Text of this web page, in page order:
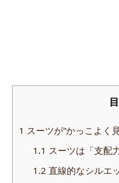
1 スーツが“かっこよく
1.1 スーツは「支配
1.2 直線的なシルエ